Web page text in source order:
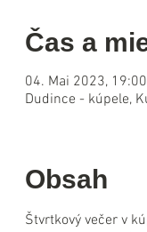
Čas a
04. Mai 2023,
Dudince - kúpele,
Obsah
Štvrtkový večer v